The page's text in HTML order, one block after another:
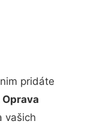
pridáte
Oprava
vašich